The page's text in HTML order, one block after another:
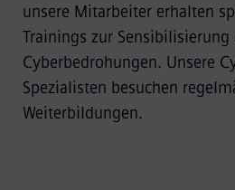
unsere Mitarbeiter erhalten
Trainings zur Sensibilisierung
Cyberbedrohungen. Unsere
Spezialisten besuchen
Weiterbildungen.